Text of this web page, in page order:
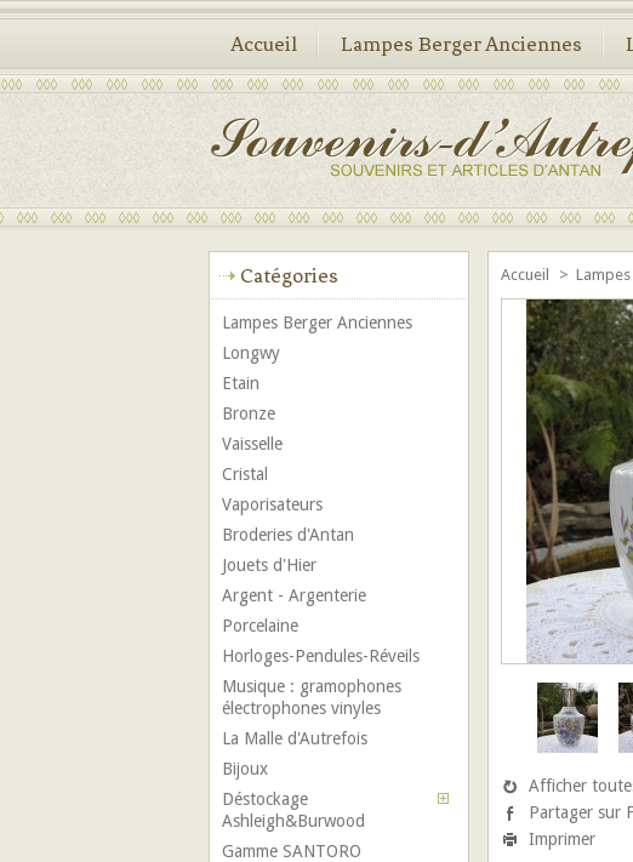
Accueil Lampes Berger Anciennes
Accueil >
Afficher
Partager sur
Imprimer
Catégories
Lampes Berger Anciennes
Longwy
Etain
Bronze
Vaisselle
Cristal
Vaporisateurs
Broderies d'Antan
Jouets d'Hier
Argent - Argenterie
Porcelaine
Horloges-Pendules-Réveils
Musique : gramophones
électrophones vinyles
La Malle d'Autrefois
Bijoux
Déstockage
Ashleigh&Burwood
Gamme SANTORO